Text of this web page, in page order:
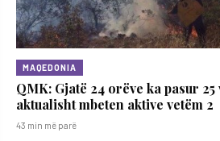
MAQEDONIA
QMK: Gjatë 24 orëve ka pasur
aktualisht mbeten aktive vetëm 2
43 min më parë